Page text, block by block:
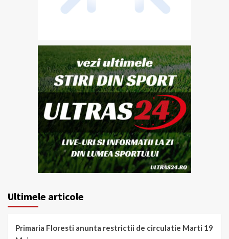
Ultimele articole
Primaria Floresti anunta restrictii de circulatie Marti 19